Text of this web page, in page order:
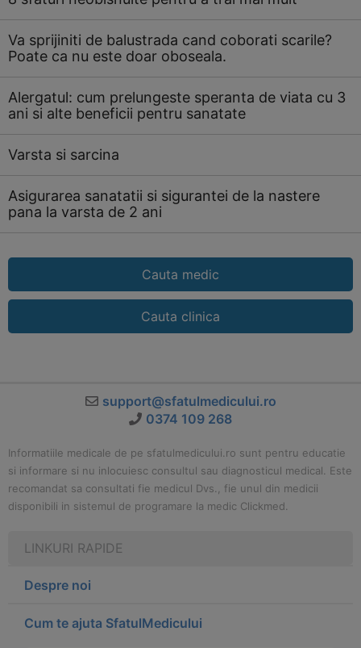
Va sprijiniti de balustrada cand coborati scarile?
Poate ca nu este doar oboseala.
Alergatul: cum prelungeste speranta de viata cu 3
ani si alte beneficii pentru sanatate
Varsta si sarcina
Asigurarea sanatatii si sigurantei de la nastere
pana la varsta de 2 ani
Cauta medic
Cauta clinica
support@sfatulmedicului.ro
0374 109 268
Informatiile medicale de pe sfatulmedicului.ro sunt pentru educatie
si informare si nu inlocuiesc consultul sau diagnosticul medical. Este
recomandat sa consultati fie medicul Dvs., fie unul din medicii
disponibili in sistemul de programare la medic Clickmed.
LINKURI RAPIDE
Despre noi
Cum te ajuta SfatulMedicului